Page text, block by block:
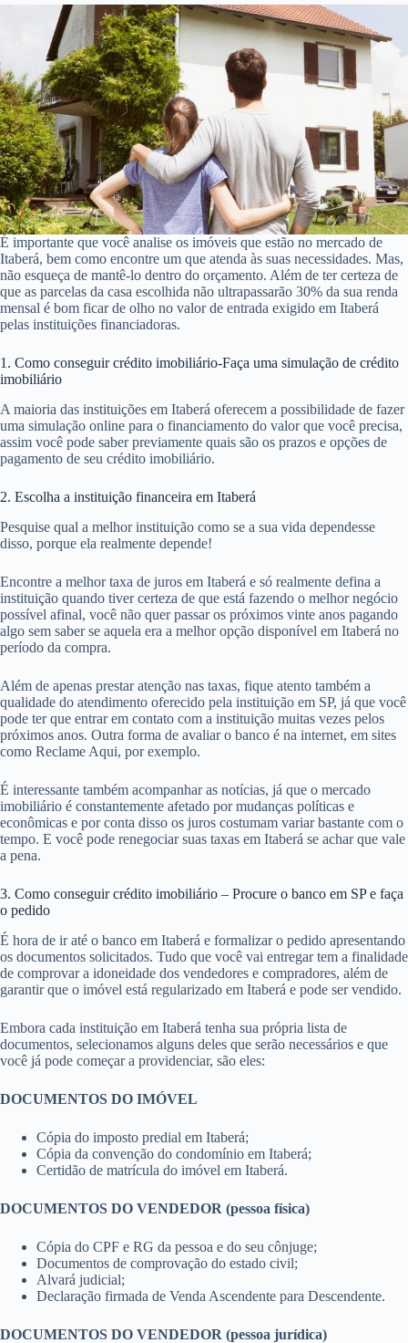
É importante que você analise os imóveis que estão no mercado de
Itaberá, bem como encontre um que atenda às suas necessidades. Mas,
não esqueça de mantê-lo dentro do orçamento. Além de ter certeza de
que as parcelas da casa escolhida não ultrapassarão 30% da sua renda
mensal é bom ficar de olho no valor de entrada exigido em Itaberá
pelas instituições financiadoras.
1. Como conseguir crédito imobiliário-Faça uma simulação de crédito
imobiliário
A maioria das instituições em Itaberá oferecem a possibilidade de fazer
uma simulação online para o financiamento do valor que você precisa,
assim você pode saber previamente quais são os prazos e opções de
pagamento de seu crédito imobiliário.
2. Escolha a instituição financeira em Itaberá
Pesquise qual a melhor instituição como se a sua vida dependesse
disso, porque ela realmente depende!
Encontre a melhor taxa de juros em Itaberá e só realmente defina a
instituição quando tiver certeza de que está fazendo o melhor negócio
possível afinal, você não quer passar os próximos vinte anos pagando
algo sem saber se aquela era a melhor opção disponível em Itaberá no
período da compra.
Além de apenas prestar atenção nas taxas, fique atento também a
qualidade do atendimento oferecido pela instituição em SP, já que você
pode ter que entrar em contato com a instituição muitas vezes pelos
próximos anos. Outra forma de avaliar o banco é na internet, em sites
como Reclame Aqui, por exemplo.
É interessante também acompanhar as notícias, já que o mercado
imobiliário é constantemente afetado por mudanças políticas e
econômicas e por conta disso os juros costumam variar bastante com o
tempo. E você pode renegociar suas taxas em Itaberá se achar que vale
a pena.
3. Como conseguir crédito imobiliário – Procure o banco em SP e faça
o pedido
É hora de ir até o banco em Itaberá e formalizar o pedido apresentando
os documentos solicitados. Tudo que você vai entregar tem a finalidade
de comprovar a idoneidade dos vendedores e compradores, além de
garantir que o imóvel está regularizado em Itaberá e pode ser vendido.
Embora cada instituição em Itaberá tenha sua própria lista de
documentos, selecionamos alguns deles que serão necessários e que
você já pode começar a providenciar, são eles:
DOCUMENTOS DO IMÓVEL
Cópia do imposto predial em Itaberá;
Cópia da convenção do condomínio em Itaberá;
Certidão de matrícula do imóvel em Itaberá.
DOCUMENTOS DO VENDEDOR (pessoa física)
Cópia do CPF e RG da pessoa e do seu cônjuge;
Documentos de comprovação do estado civil;
Alvará judicial;
Declaração firmada de Venda Ascendente para Descendente.
DOCUMENTOS DO VENDEDOR (pessoa jurídica)